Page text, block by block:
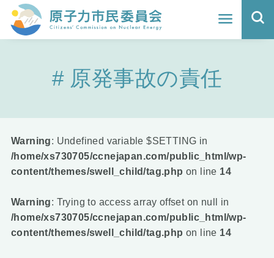
ホーム
よくわかる福島原発事故
核のごみの行方と課題
どうする？エネルギー
原子力市民委員会について
原発事故の責任
Warning: Undefined variable $SETTING in
/home/xs730705/ccnejapan.com/public_html/wp-
content/themes/swell_child/tag.php on line 14
Warning: Trying to access array offset on null in
/home/xs730705/ccnejapan.com/public_html/wp-
content/themes/swell_child/tag.php on line 14